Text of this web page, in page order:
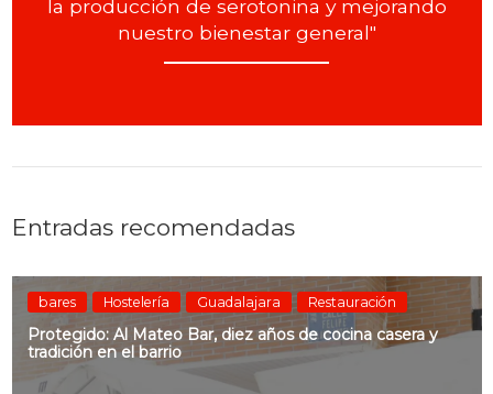
la producción de serotonina y mejorando
nuestro bienestar general"
Entradas recomendadas
bares Hostelería Guadalajara Restauración
Protegido: Al Mateo Bar, diez años de cocina casera y
tradición en el barrio